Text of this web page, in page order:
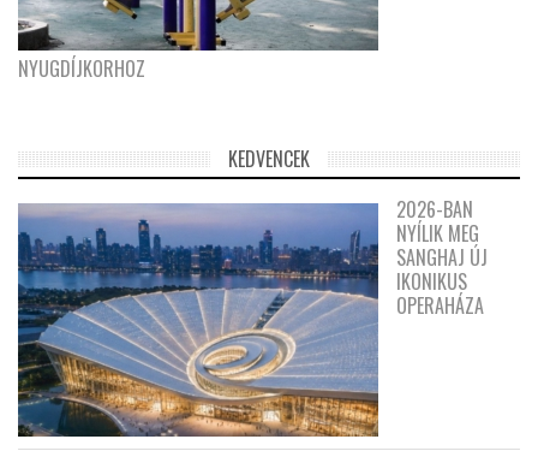
NYUGDÍJKORHOZ
KEDVENCEK
2026-BAN
NYÍLIK MEG
SANGHAJ ÚJ
IKONIKUS
OPERAHÁZA